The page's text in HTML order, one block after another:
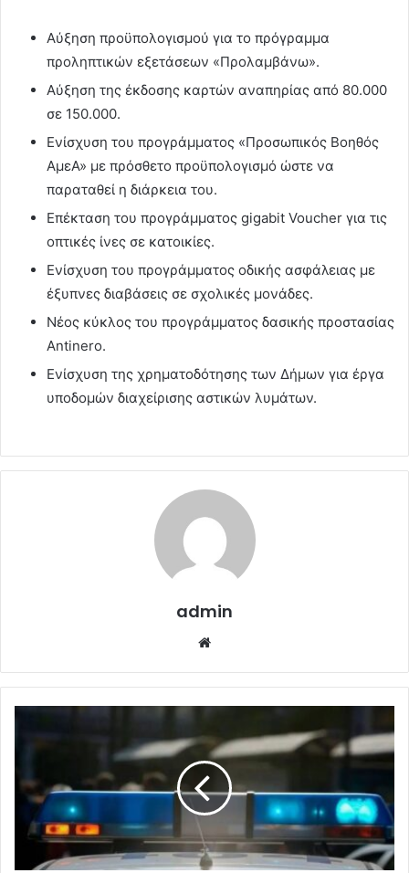
Αύξηση προϋπολογισμού για το πρόγραμμα
προληπτικών εξετάσεων «Προλαμβάνω».
Αύξηση της έκδοσης καρτών αναπηρίας από 80.000
σε 150.000.
Ενίσχυση του προγράμματος «Προσωπικός Βοηθός
ΑμεΑ» με πρόσθετο προϋπολογισμό ώστε να
παραταθεί η διάρκεια του.
Επέκταση του προγράμματος gigabit Voucher για τις
οπτικές ίνες σε κατοικίες.
Ενίσχυση του προγράμματος οδικής ασφάλειας με
έξυπνες διαβάσεις σε σχολικές μονάδες.
Νέος κύκλος του προγράμματος δασικής προστασίας
Antinero.
Ενίσχυση της χρηματοδότησης των Δήμων για έργα
υποδομών διαχείρισης αστικών λυμάτων.
admin